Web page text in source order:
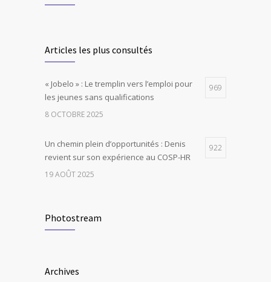
Articles les plus consultés
« Jobelo » : Le tremplin vers l’emploi pour
les jeunes sans qualifications
969
8 OCTOBRE 2025
Un chemin plein d’opportunités : Denis
revient sur son expérience au COSP-HR
922
19 AOÛT 2025
Photostream
Archives